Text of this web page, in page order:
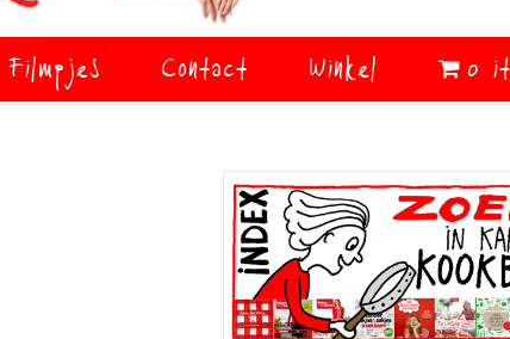
Filmpjes Contact Winkel 0
Primaire
Sidebar